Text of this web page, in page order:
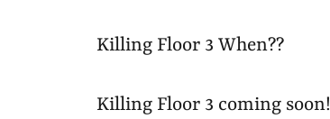
Killing Floor 3 When??
Killing Floor 3 coming soon!